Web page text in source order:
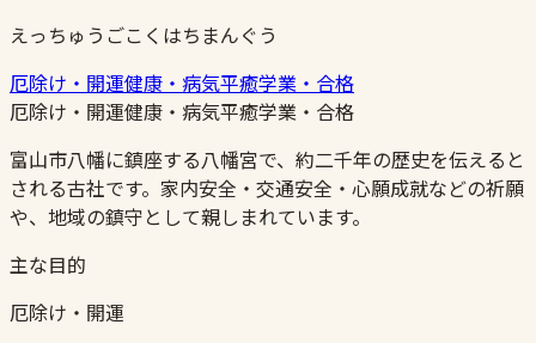
えっちゅうごこくはちまんぐう
厄除け・開運健康・病気平癒学業・合格
厄除け・開運健康・病気平癒学業・合格
富山市八幡に鎮座する八幡宮で、約二千年の歴史を伝えると
される古社です。家内安全・交通安全・心願成就などの祈願
や、地域の鎮守として親しまれています。
主な目的
厄除け・開運